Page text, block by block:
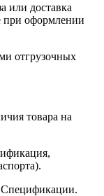
или доставка
при оформлении
отгрузочных
товара на